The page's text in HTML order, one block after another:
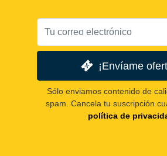
¡Envíame
Sólo enviamos contenido de
spam. Cancela tu suscripción
política de